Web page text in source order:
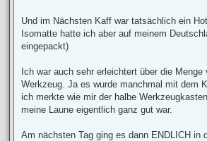
Und im Nächsten Kaff war tatsächlich ein
Isomatte hatte ich aber auf meinem
eingepackt)
Ich war auch sehr erleichtert über die Menge
Werkzeug. Ja es wurde manchmal mit dem
ich merkte wie mir der halbe
meine Laune eigentlich ganz gut war.
Am nächsten Tag ging es dann ENDLICH in